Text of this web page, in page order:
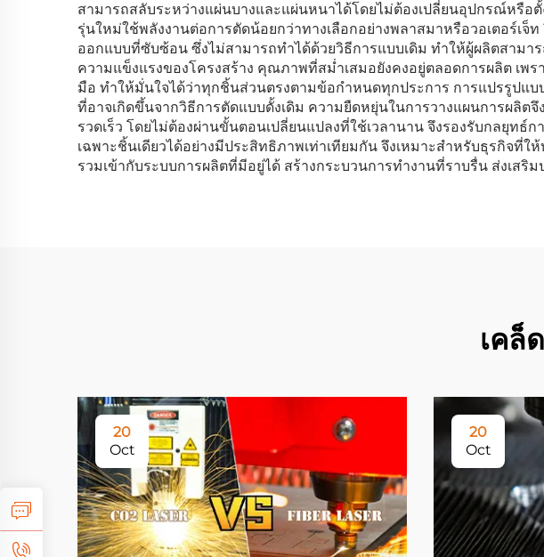
สามารถสลับระหว่างแผ่นบางและแผ่นหนาได้โดยไม่ต้องเปลี่ยนอุปกรณ์หรือ
รุ่นใหม่ใช้พลังงานต่อการตัดน้อยกว่าทางเลือกอย่างพลาสมาหรือวอเตอร์เ
ออกแบบที่ซับซ้อน ซึ่งไม่สามารถทำได้ด้วยวิธีการแบบเดิม ทำให้ผู้ผลิตสาม
ความแข็งแรงของโครงสร้าง คุณภาพที่สม่ำเสมอยังคงอยู่ตลอดการผลิต เพ
มือ ทำให้มั่นใจได้ว่าทุกชิ้นส่วนตรงตามข้อกำหนดทุกประการ การแปรรูปแ
ที่อาจเกิดขึ้นจากวิธีการตัดแบบดั้งเดิม ความยืดหยุ่นในการวางแผนการผลิตจึ
รวดเร็ว โดยไม่ต้องผ่านขั้นตอนเปลี่ยนแปลงที่ใช้เวลานาน จึงรองรับกลยุท
เฉพาะชิ้นเดียวได้อย่างมีประสิทธิภาพเท่าเทียมกัน จึงเหมาะสำหรับธุรกิจที่
รวมเข้ากับระบบการผลิตที่มีอยู่ได้ สร้างกระบวนการทำงานที่ราบรื่น ส่งเส
เคล็
20
Oct
20
Oct